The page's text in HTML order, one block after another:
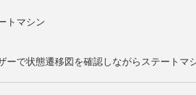
トマシン
ーで状態遷移図を確認しながらステートマ